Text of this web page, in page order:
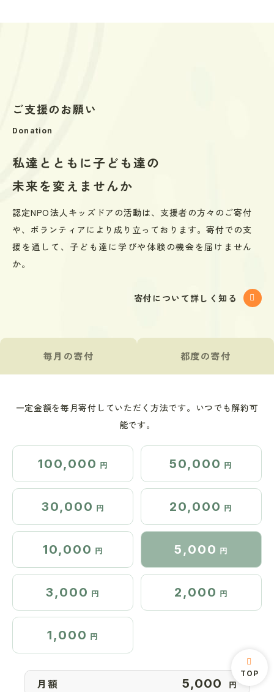
ご支援のお願い
Donation
私達とともに子ども達の
未来を変えませんか
認定NPO法人キッズドアの活動は、支援者の方々のご寄付
や、ボランティアにより成り立っております。寄付での支
援を通して、子ども達に学びや体験の機会を届けません
か。
寄付について詳しく知る
毎月の寄付 都度の寄付
一定金額を毎月寄付していただく方法です。いつでも解約可
能です。
100,000 円 50,000 円
30,000 円 20,000 円
10,000 円 5,000 円
3,000 円 2,000 円
1,000 円
月額 円
TOP